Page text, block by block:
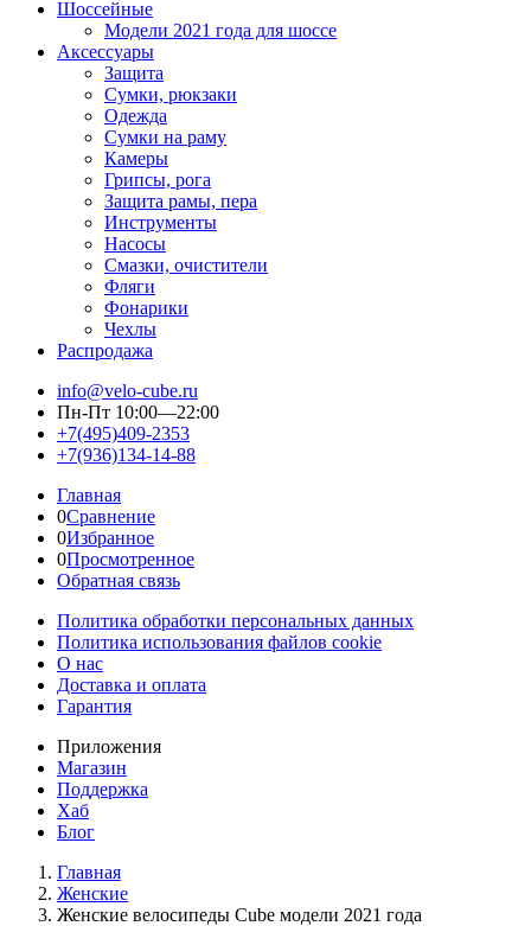
Шоссейные
Модели 2021 года для шоссе
Аксессуары
Защита
Сумки, рюкзаки
Одежда
Сумки на раму
Камеры
Грипсы, рога
Защита рамы, пера
Инструменты
Насосы
Смазки, очистители
Фляги
Фонарики
Чехлы
Распродажа
info@velo-cube.ru
Пн-Пт 10:00—22:00
+7(495)409-2353
+7(936)134-14-88
Главная
0Сравнение
0Избранное
0Просмотренное
Обратная связь
Политика обработки персональных данных
Политика использования файлов cookie
О нас
Доставка и оплата
Гарантия
Приложения
Магазин
Поддержка
Хаб
Блог
Главная
Женскиe
Женские велосипеды Cube модели 2021 года